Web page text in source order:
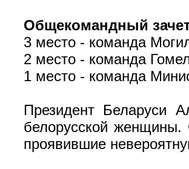
Общекомандный
3 место - команда
2 место - команда
1 место - команда
Президент Беларуси
белорусской
проявившие